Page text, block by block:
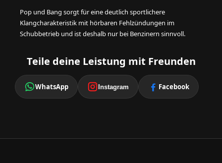
Pop und Bang sorgt für eine deutlich sportlichere
Klangcharakteristik mit hörbaren Fehlzündungen im
Schubbetrieb und ist deshalb nur bei Benzinern sinnvoll.
Teile deine Leistung mit Freunden
WhatsApp Instagram Facebook